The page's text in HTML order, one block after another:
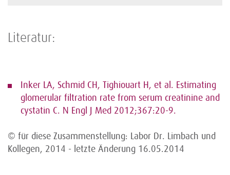
Literatur:
Inker LA, Schmid CH, Tighiouart H, et al. Estimating
glomerular filtration rate from serum creatinine and
cystatin C. N Engl J Med 2012;367:20-9.
© für diese Zusammenstellung: Labor Dr. Limbach und
Kollegen, 2014 - letzte Änderung 16.05.2014